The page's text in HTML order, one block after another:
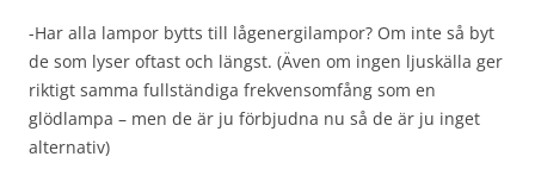
-Har alla lampor bytts till lågenergilampor? Om inte så byt
de som lyser oftast och längst. (Även om ingen ljuskälla ger
riktigt samma fullständiga frekvensomfång som en
glödlampa – men de är ju förbjudna nu så de är ju inget
alternativ)